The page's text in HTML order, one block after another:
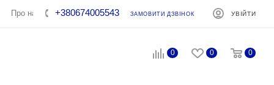
Про нас Контакти
+380674005543 ЗАМОВИТИ ДЗВІНОК УВІЙТИ
0 0 0